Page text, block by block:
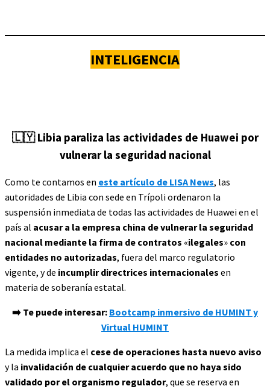
INTELIGENCIA
🇱🇾Libia paraliza las actividades de Huawei por
vulnerar la seguridad nacional
Como te contamos en este artículo de LISA News, las
autoridades de Libia con sede en Trípoli ordenaron la
suspensión inmediata de todas las actividades de Huawei en el
país al acusar a la empresa china de vulnerar la seguridad
nacional mediante la firma de contratos «ilegales» con
entidades no autorizadas, fuera del marco regulatorio
vigente, y de incumplir directrices internacionales en
materia de soberanía estatal.
➡️ Te puede interesar: Bootcamp inmersivo de HUMINT y
Virtual HUMINT
La medida implica el cese de operaciones hasta nuevo aviso
y la invalidación de cualquier acuerdo que no haya sido
validado por el organismo regulador, que se reserva en